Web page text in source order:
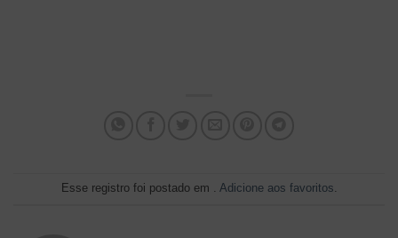
Esse registro foi postado em . Adicione aos favoritos.